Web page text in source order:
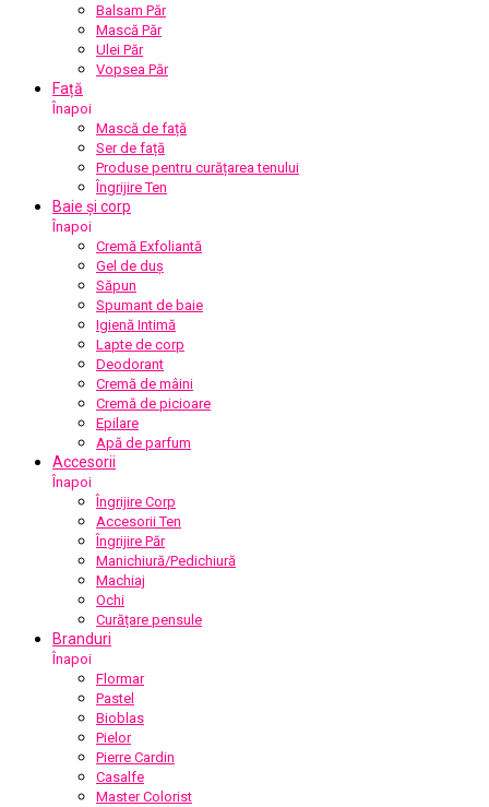
Balsam Păr
Mască Păr
Ulei Păr
Vopsea Păr
Față
Înapoi
Mască de față
Ser de față
Produse pentru curățarea tenului
Îngrijire Ten
Baie și corp
Înapoi
Cremă Exfoliantă
Gel de duș
Săpun
Spumant de baie
Igienă Intimă
Lapte de corp
Deodorant
Cremă de mâini
Cremă de picioare
Epilare
Apă de parfum
Accesorii
Înapoi
Îngrijire Corp
Accesorii Ten
Îngrijire Păr
Manichiură/Pedichiură
Machiaj
Ochi
Curățare pensule
Branduri
Înapoi
Flormar
Pastel
Bioblas
Pielor
Pierre Cardin
Casalfe
Master Colorist